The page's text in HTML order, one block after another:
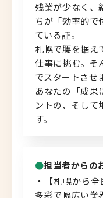
転職コラム
運
企
残業が少なく、
ちが「効率的で
ている証。
札幌で腰を据え
仕事に挑む。そ
でスタートさせ
あなたの「成果
ントの、そして
す。
担当者からの
・【札幌から
多彩で幅広い業